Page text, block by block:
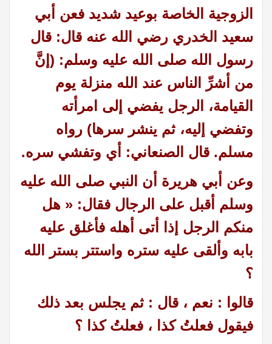
الزوجية الخاصة بوعيد شديد فعن أبي
سعيد الخدري رضي الله عنه قال: قال
رسول الله صلى الله عليه وسلم: (إنَّ
من أشرِّ الناس عند الله منزلة يوم
القيامة، الرجل يفضي إلى امرأته
وتفضي إليه، ثم ينشر سرها) رواه
مسلم. قال الصنعاني: أي وتفشي سره.
وعن أبي هريرة أن النبي صلى الله عليه
وسلم أقبل على الرجال فقال: « هل
منكم الرجل إذا أتى أهله فأغلق عليه
بابه وألقى عليه ستره واستتر بستر الله
؟
قالوا : نعم ، قال : ثم يجلس بعد ذلك
فيقول فعلتُ كذا ، فعلتُ كذا ؟